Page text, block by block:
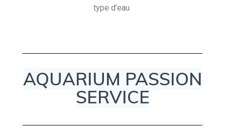
type d’eau
AQUARIUM PASSION
SERVICE